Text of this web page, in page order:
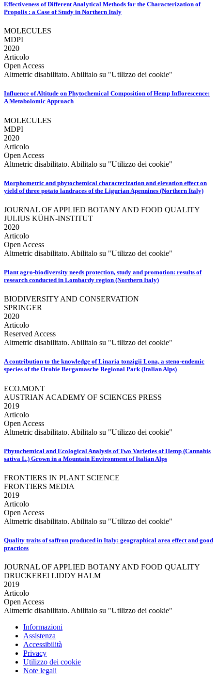
Effectiveness of Different Analytical Methods for the Characterization of
Propolis : a Case of Study in Northern Italy
MOLECULES
MDPI
2020
Articolo
Open Access
Altmetric disabilitato. Abilitalo su "Utilizzo dei cookie"
Influence of Altitude on Phytochemical Composition of Hemp Inflorescence:
A Metabolomic Approach
MOLECULES
MDPI
2020
Articolo
Open Access
Altmetric disabilitato. Abilitalo su "Utilizzo dei cookie"
Morphometric and phytochemical characterization and elevation effect on
yield of three potato landraces of the Ligurian Apennines (Northern Italy)
JOURNAL OF APPLIED BOTANY AND FOOD QUALITY
JULIUS KÜHN-INSTITUT
2020
Articolo
Open Access
Altmetric disabilitato. Abilitalo su "Utilizzo dei cookie"
Plant agro-biodiversity needs protection, study and promotion: results of
research conducted in Lombardy region (Northern Italy)
BIODIVERSITY AND CONSERVATION
SPRINGER
2020
Articolo
Reserved Access
Altmetric disabilitato. Abilitalo su "Utilizzo dei cookie"
A contribution to the knowledge of Linaria tonzigii Lona, a steno-endemic
species of the Orobie Bergamasche Regional Park (Italian Alps)
ECO.MONT
AUSTRIAN ACADEMY OF SCIENCES PRESS
2019
Articolo
Open Access
Altmetric disabilitato. Abilitalo su "Utilizzo dei cookie"
Phytochemical and Ecological Analysis of Two Varieties of Hemp (Cannabis
sativa L.) Grown in a Mountain Environment of Italian Alps
FRONTIERS IN PLANT SCIENCE
FRONTIERS MEDIA
2019
Articolo
Open Access
Altmetric disabilitato. Abilitalo su "Utilizzo dei cookie"
Quality traits of saffron produced in Italy: geographical area effect and good
practices
JOURNAL OF APPLIED BOTANY AND FOOD QUALITY
DRUCKEREI LIDDY HALM
2019
Articolo
Open Access
Altmetric disabilitato. Abilitalo su "Utilizzo dei cookie"
Informazioni
Assistenza
Accessibilità
Privacy
Utilizzo dei cookie
Note legali